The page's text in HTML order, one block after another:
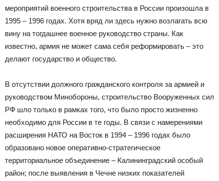
мероприятий военного строительства в России произошла в
1995 – 1996 годах. Хотя вряд ли здесь нужно возлагать всю
вину на тогдашнее военное руководство страны. Как
известно, армия не может сама себя реформировать – это
делают государство и общество.
В отсутствии должного гражданского контроля за армией и
руководством Минобороны, строительство Вооруженных сил
РФ шло только в рамках того, что было просто жизненно
необходимо для России в те годы. В связи с намерениями
расширения НАТО на Восток в 1994 – 1996 годах было
образовано новое оперативно-стратегическое
территориальное объединение – Калининградский особый
район; после выявления в Чечне низких показателей